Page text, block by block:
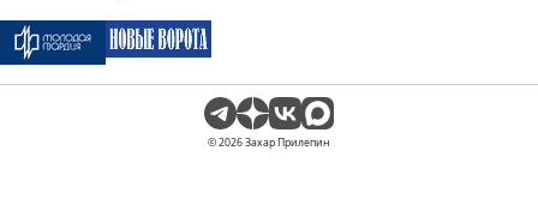
© 2026 Захар Прилепин